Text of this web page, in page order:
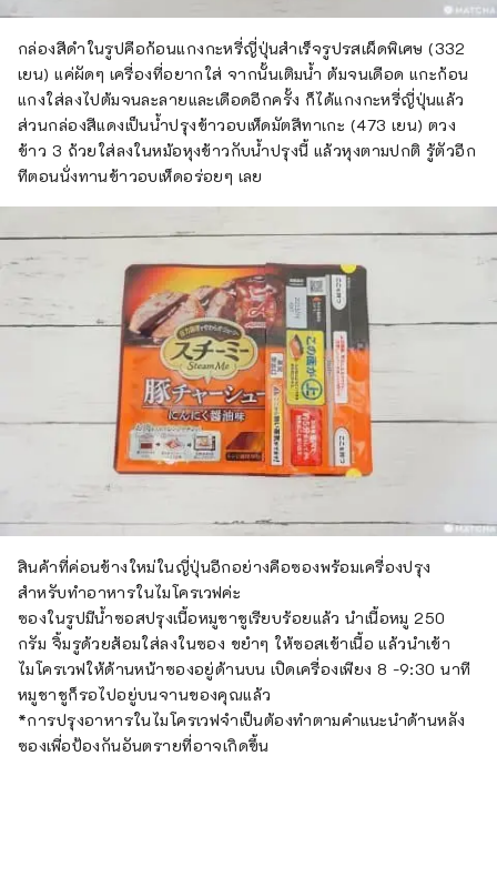
กล่องสีดำในรูปคือก้อนแกงกะหรี่ญี่ปุ่นสำเร็จรูปรสเผ็ดพิเศษ (332
เยน) แค่ผัดๆ เครื่องที่อยากใส่ จากนั้นเติมน้ำ ต้มจนเดือด แกะก้อน
แกงใส่ลงไปต้มจนละลายและเดือดอีกครั้ง ก็ได้แกงกะหรี่ญี่ปุ่นแล้ว
ส่วนกล่องสีแดงเป็นน้ำปรุงข้าวอบเห็ดมัตสึทาเกะ (473 เยน) ตวง
ข้าว 3 ถ้วยใส่ลงในหม้อหุงข้าวกับน้ำปรุงนี้ แล้วหุงตามปกติ รู้ตัวอีก
ทีตอนนั่งทานข้าวอบเห็ดอร่อยๆ เลย
สินค้าที่ค่อนข้างใหม่ในญี่ปุ่นอีกอย่างคือซองพร้อมเครื่องปรุง
สำหรับทำอาหารในไมโครเวฟค่ะ
ซองในรูปมีน้ำซอสปรุงเนื้อหมูชาชูเรียบร้อยแล้ว นำเนื้อหมู 250
กรัม จิ้มรูด้วยส้อมใส่ลงในซอง ขยำๆ ให้ซอสเข้าเนื้อ แล้วนำเข้า
ไมโครเวฟให้ด้านหน้าซองอยู่ด้านบน เปิดเครื่องเพียง 8 -9:30 นาที
หมูชาชูก็รอไปอยู่บนจานของคุณแล้ว
*การปรุงอาหารในไมโครเวฟจำเป็นต้องทำตามคำแนะนำด้านหลัง
ซองเพื่อป้องกันอันตรายที่อาจเกิดขึ้น